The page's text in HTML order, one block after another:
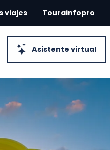
Asistente virtual
viajes Tourainfopro